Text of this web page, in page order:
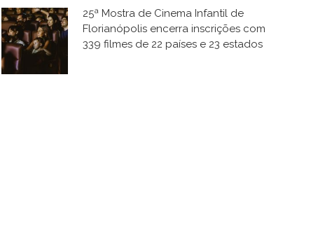
25ª Mostra de Cinema Infantil de
Florianópolis encerra inscrições com
339 filmes de 22 países e 23 estados